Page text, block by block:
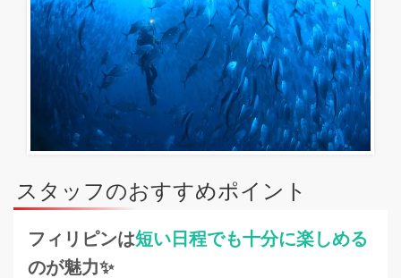
スタッフのおすすめポイント
フィリピンは短い日程でも十分に楽しめる
のが魅力✨